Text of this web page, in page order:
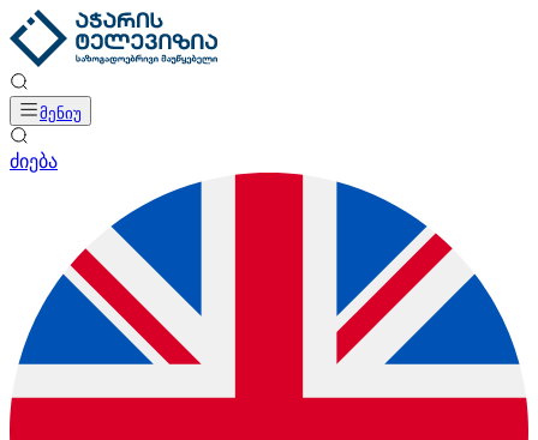
მენიუ
ძიება